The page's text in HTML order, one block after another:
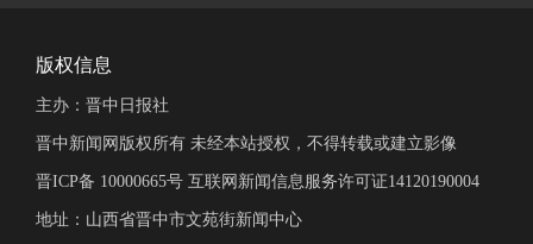
版权信息
主办：晋中日报社
晋中新闻网版权所有 未经本站授权，不得转载或建立影像
晋ICP备 10000665号 互联网新闻信息服务许可证14120190004
地址：山西省晋中市文苑街新闻中心